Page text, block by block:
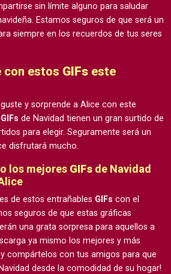
sin límite alguno para saludar
Estamos seguros de que será un
siempre en los recuerdos de tus seres
con estos GIFs este
y sorprende a Alice con este
GIFs de Navidad tienen un gran surtido de
para elegir. Seguramente será un
disfrutará mucho.
los mejores GIFs de Navidad
de estos entrañables GIFs con el
seguros de que estas gráficas
una grata sorpresa para aquellos a
ya mismo los mejores y más
compártelos con tus amigos para que
desde la comodidad de su hogar!